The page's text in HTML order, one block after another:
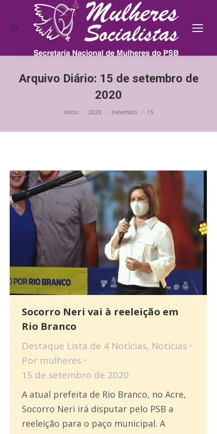
Search:
Arquivo Diário: 15 de setembro de
2020
Você está aqui:
Início 2020 setembro 15
Socorro Neri vai à reeleição em
Rio Branco
Destaque Lista de 4 Notícias, Notícias
Por mulheres
15 de setembro de 2020
A atual prefeita de Rio Branco, no Acre,
Socorro Neri irá disputar pelo PSB a
reeleição para o paço municipal. A